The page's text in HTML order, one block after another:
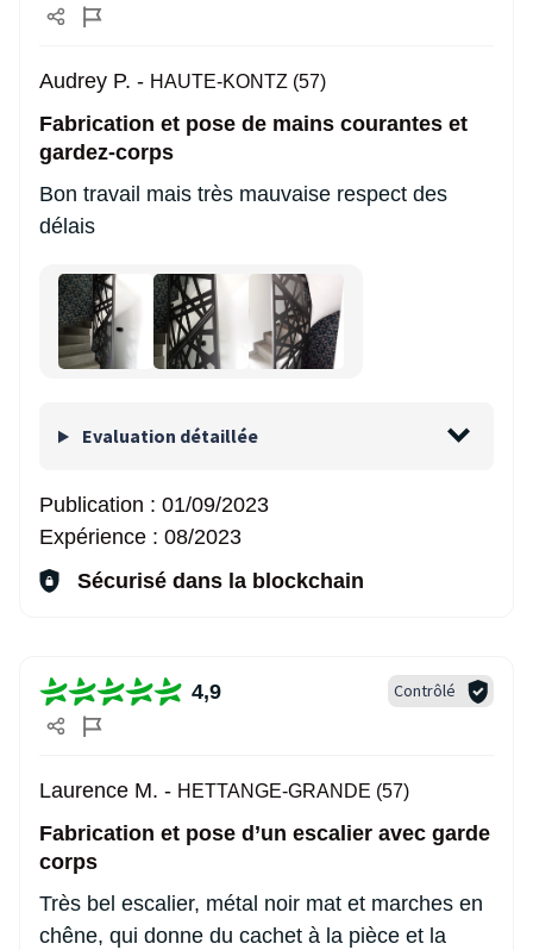
Audrey P. - HAUTE-KONTZ (57)
Fabrication et pose de mains courantes et
gardez-corps
Bon travail mais très mauvaise respect des
délais
Evaluation détaillée
Publication : 01/09/2023
Expérience : 08/2023
Sécurisé dans la blockchain
4,9 Contrôlé
Laurence M. - HETTANGE-GRANDE (57)
Fabrication et pose d’un escalier avec garde
corps
Très bel escalier, métal noir mat et marches en
chêne, qui donne du cachet à la pièce et la